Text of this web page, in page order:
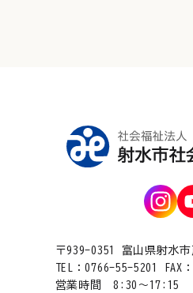
〒939-0351 富山県射水
TEL：0766-55-5201 FAX
営業時間 8:30〜17:15